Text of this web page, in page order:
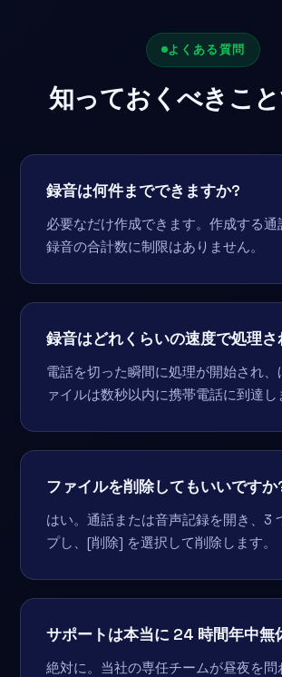
よくある質問
知っておくべきこ
録音は何件までできますか?
必要なだけ作成できます。作成する
録音の合計数に制限はありません。
録音はどれくらいの速度で処理
電話を切った瞬間に処理が開始され、
ァイルは数秒以内に携帯電話に到達し
ファイルを削除してもいいですか
はい。通話または音声記録を開き、3
プし、[削除] を選択して削除します。
サポートは本当に 24 時間年中無
絶対に。当社の専任チームが昼夜を問